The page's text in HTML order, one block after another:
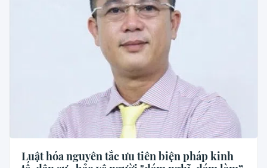
Luật hóa nguyên tắc ưu tiên biện pháp kinh